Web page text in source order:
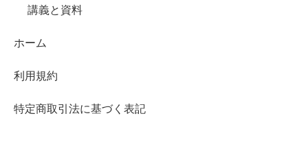
講義と資料
ホーム
利用規約
特定商取引法に基づく表記